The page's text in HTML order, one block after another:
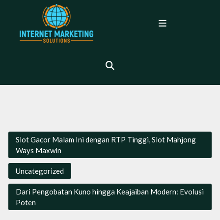
Slot Gacor Malam Ini dengan RTP Tinggi, Slot Mahjong
Ways Maxwin
Uncategorized
Dari Pengobatan Kuno hingga Keajaiban Modern: Evolusi
Poten